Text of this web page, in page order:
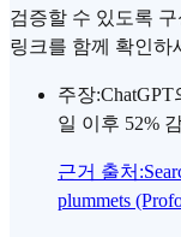
검증할 수 있도록
링크를 함께 확인하
주장:
일 이후 52%
근거 출처 :
plummets